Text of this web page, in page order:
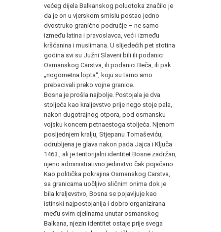
većeg dijela Balkanskog poluotoka značilo je
da je on u vjerskom smislu postao jedno
dvostruko granično područje – ne samo
između latina i pravoslavca, već i između
kršćanina i mus­limana. U slijedećih pet stotina
godina svi su Južni Slaveni bili ili podanici
Osmanskog Carstva, ili podanici Beča, ili pak
„nogo­metna lopta“, koju su tamo amo
prebacivali preko vojne granice.
Bosna je prošla najbolje. Postojala je dva
stoljeća kao kra­ljevstvo prije nego stoje pala,
nakon dugotrajnog otpora, pod os­mansku
vojsku koncem petnaestoga stoljeća. Njenom
posljed­njem kralju, Stjepanu Tomaševiću,
odrubljena je glava nakon pa­da Jajca i Ključa
1463., ali je teritorijalni identitet Bosne zadržan,
njeno administrativno jedinstvo čak pojačano.
Kao politička pok­rajina Osmanskog Carstva,
sa granicama uočljivo sličnim onima dok je
bila kraljevstvo, Bosna se pojavljuje kao
istinski najposto­janija i dobro organizirana
među svim cjelinama unutar osman­skog
Balkana, njezin identitet ostaje prije svega